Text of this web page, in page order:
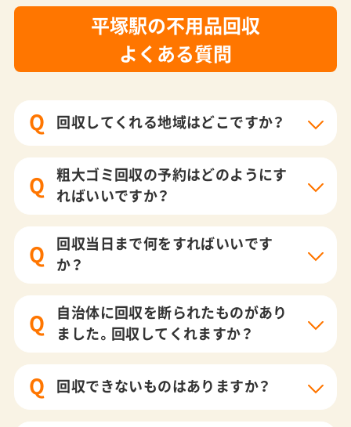
平塚駅の不用品回収
よくある質問
Q 回収してくれる地域はどこですか？
Q
粗大ゴミ回収の予約はどのようにす
ればいいですか？
Q
回収当日まで何をすればいいです
か？
Q
自治体に回収を断られたものがあり
ました。回収してくれますか？
Q 回収できないものはありますか？